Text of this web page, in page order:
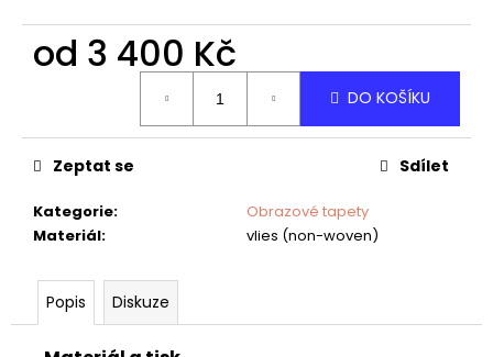
od 3 400 Kč
DO KOŠÍKU
Kategorie:
Obrazové tapety
Materiál: vlies (non-woven)
Zeptat se Sdílet
Popis Diskuze
p
o
e
m
e
DĚTSKÁ
TAPETA
VESMÍR